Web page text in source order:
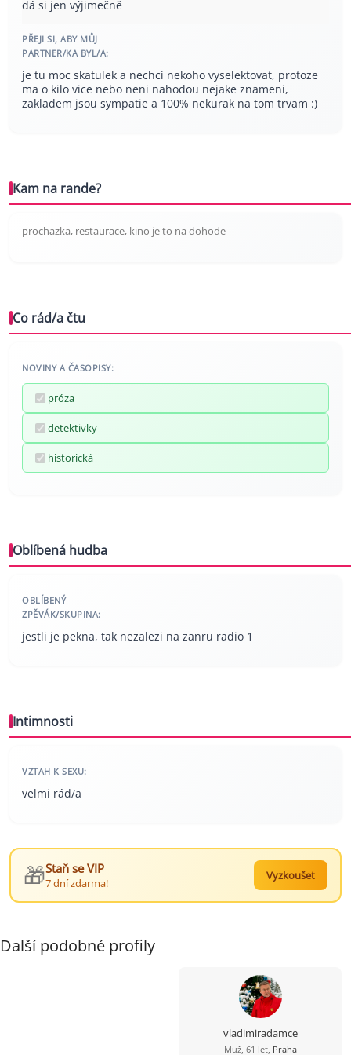
dá si jen výjimečně
PŘEJI SI, ABY MŮJ
PARTNER/KA BYL/A:
je tu moc skatulek a nechci nekoho vyselektovat, protoze
ma o kilo vice nebo neni nahodou nejake znameni,
zakladem jsou sympatie a 100% nekurak na tom trvam :)
Kam na rande?
prochazka, restaurace, kino je to na dohode
Co rád/a čtu
NOVINY A ČASOPISY:
próza
detektivky
historická
Oblíbená hudba
OBLÍBENÝ
ZPĚVÁK/SKUPINA:
jestli je pekna, tak nezalezi na zanru radio 1
Intimnosti
VZTAH K SEXU:
velmi rád/a
🎁Staň se VIP
7 dní zdarma!
Vyzkoušet
Další podobné profily
vladimiradamce
Muž, 61 let, Praha